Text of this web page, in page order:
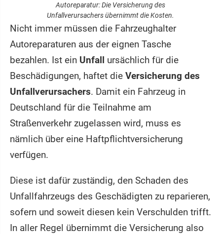
Autoreparatur: Die Versicherung des
Unfallverursachers übernimmt die Kosten.
Nicht immer müssen die Fahrzeughalter
Autoreparaturen aus der eignen Tasche
bezahlen. Ist ein Unfall ursächlich für die
Beschädigungen, haftet die Versicherung des
Unfallverursachers. Damit ein Fahrzeug in
Deutschland für die Teilnahme am
Straßenverkehr zugelassen wird, muss es
nämlich über eine Haftpflichtversicherung
verfügen.
Diese ist dafür zuständig, den Schaden des
Unfallfahrzeugs des Geschädigten zu reparieren,
sofern und soweit diesen kein Verschulden trifft.
In aller Regel übernimmt die Versicherung also